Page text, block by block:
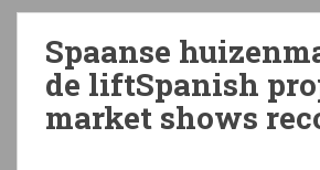
Spaanse
de liftSpanish
market shows